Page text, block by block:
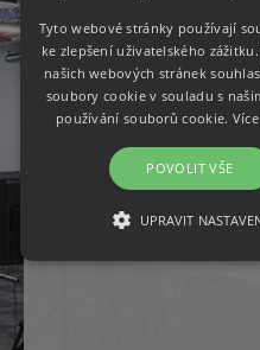
Odeslat →
Tyto webové stránky používají
ke zlepšení uživatelského
našich webových stránek
soubory cookie v souladu s
používání souborů cookie.
POVOLIT VŠE
UPRAVIT